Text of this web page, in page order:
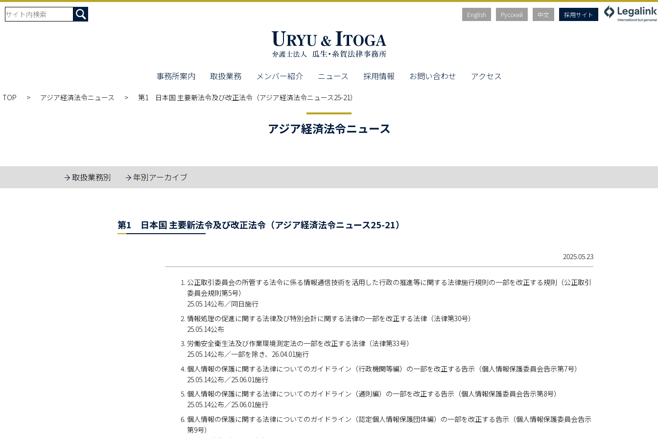
English Русский 中文 採用サイト
事務所案内 取扱業務 メンバー紹介 ニュース 採用情報 お問い合わせ アクセス
TOP アジア経済法令ニュース 第1 日本国 主要新法令及び改正法令（アジア経済法令ニュース25-21）
アジア経済法令ニュース
取扱業務別 年別アーカイブ
第1 日本国 主要新法令及び改正法令（アジア経済法令ニュース25-21）
2025.05.23
公正取引委員会の所管する法令に係る情報通信技術を活用した行政の推進等に関する法律施行規則の一部を改正する規則（公正取引
委員会規則第5号）
25.05.14公布／同日施行
情報処理の促進に関する法律及び特別会計に関する法律の一部を改正する法律（法律第30号）
25.05.14公布
労働安全衛生法及び作業環境測定法の一部を改正する法律（法律第33号）
25.05.14公布／一部を除き、26.04.01施行
個人情報の保護に関する法律についてのガイドライン（行政機関等編）の一部を改正する告示（個人情報保護委員会告示第7号）
25.05.14公布／25.06.01施行
個人情報の保護に関する法律についてのガイドライン（通則編）の一部を改正する告示（個人情報保護委員会告示第8号）
25.05.14公布／25.06.01施行
個人情報の保護に関する法律についてのガイドライン（認定個人情報保護団体編）の一部を改正する告示（個人情報保護委員会告示
第9号）